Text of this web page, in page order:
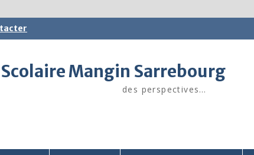
Mangin Sarrebourg
des perspectives…